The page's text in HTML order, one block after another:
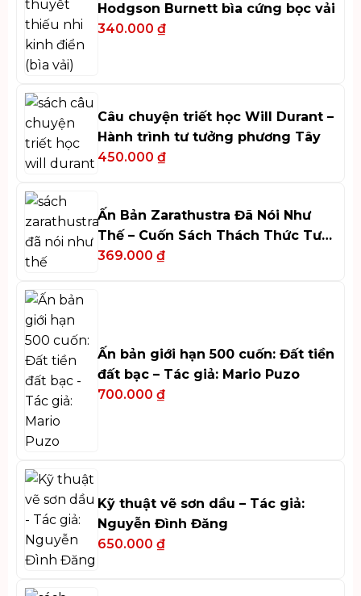
Hodgson Burnett bìa cứng bọc vải
340.000 ₫
Câu chuyện triết học Will Durant –
Hành trình tư tưởng phương Tây
450.000 ₫
Ấn Bản Zarathustra Đã Nói Như
Thế – Cuốn Sách Thách Thức Tư
Duy
369.000 ₫
Ấn bản giới hạn 500 cuốn: Đất tiền
đất bạc – Tác giả: Mario Puzo
700.000 ₫
Kỹ thuật vẽ sơn dầu – Tác giả:
Nguyễn Đình Đăng
650.000 ₫